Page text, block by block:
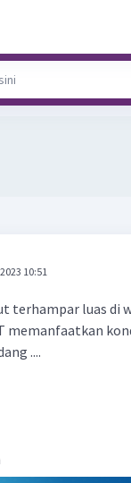
10:51
terhampar luas di
memanfaatkan
....